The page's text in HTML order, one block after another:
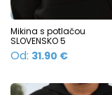
Mikina s potlačou
SLOVENSKO 5
Od: 31.90 €